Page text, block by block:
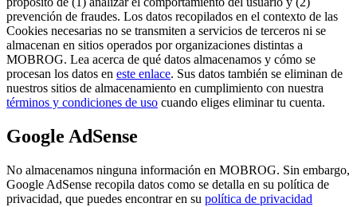
prevención de fraudes. Los datos recopilados en el contexto de las
Cookies necesarias no se transmiten a servicios de terceros ni se
almacenan en sitios operados por organizaciones distintas a
MOBROG. Lea acerca de qué datos almacenamos y cómo se
procesan los datos en este enlace. Sus datos también se eliminan de
nuestros sitios de almacenamiento en cumplimiento con nuestra
términos y condiciones de uso cuando eliges eliminar tu cuenta.
Google AdSense
No almacenamos ninguna información en MOBROG. Sin embargo,
Google AdSense recopila datos como se detalla en su política de
privacidad, que puedes encontrar en su política de privacidad